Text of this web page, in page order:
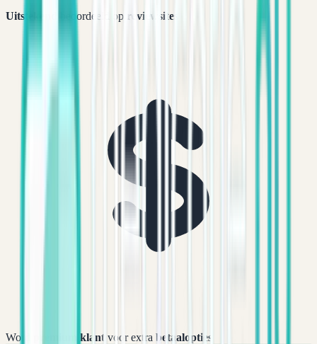
Uitstekend beoordeeld op reviewsites
Word premium klant voor extra betaalopties